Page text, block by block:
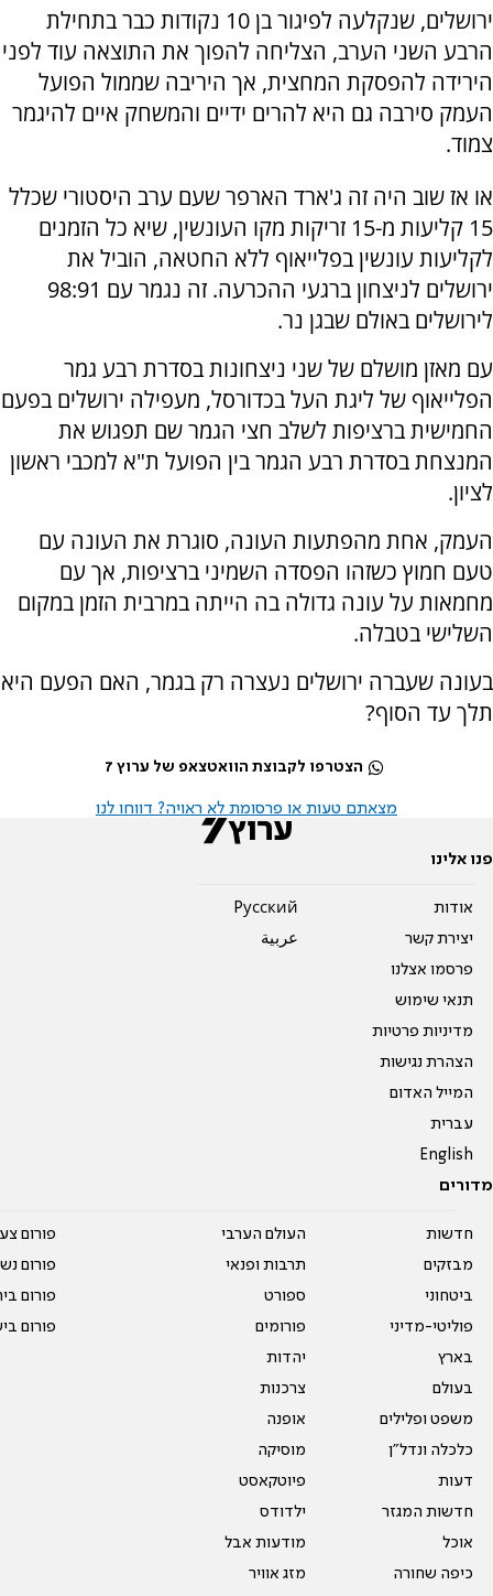
ירושלים, שנקלעה לפיגור בן 10 נקודות כבר בתחילת
הרבע השני הערב, הצליחה להפוך את התוצאה עוד לפני
הירידה להפסקת המחצית, אך היריבה שממול הפועל
העמק סירבה גם היא להרים ידיים והמשחק איים להיגמר
צמוד.
או אז שוב היה זה ג'ארד הארפר שעם ערב היסטורי שכלל
15 קליעות מ-15 זריקות מקו העונשין, שיא כל הזמנים
לקליעות עונשין בפלייאוף ללא החטאה, הוביל את
ירושלים לניצחון ברגעי ההכרעה. זה נגמר עם 98:91
לירושלים באולם שבגן נר.
עם מאזן מושלם של שני ניצחונות בסדרת רבע גמר
הפלייאוף של ליגת העל בכדורסל, מעפילה ירושלים בפעם
החמישית ברציפות לשלב חצי הגמר שם תפגוש את
המנצחת בסדרת רבע הגמר בין הפועל ת"א למכבי ראשון
לציון.
העמק, אחת מהפתעות העונה, סוגרת את העונה עם
טעם חמוץ כשזהו הפסדה השמיני ברציפות, אך עם
מחמאות על עונה גדולה בה הייתה במרבית הזמן במקום
השלישי בטבלה.
בעונה שעברה ירושלים נעצרה רק בגמר, האם הפעם היא
תלך עד הסוף?
הצטרפו לקבוצת הוואטצאפ של ערוץ 7
מצאתם טעות או פרסומת לא ראויה? דווחו לנו
פנו אלינו
אודות
יצירת קשר
פרסמו אצלנו
תנאי שימוש
מדיניות פרטיות
הצהרת נגישות
המייל האדום
עברית
English
Pусский
عربية
מדורים
חדשות
מבזקים
ביטחוני
פוליטי-מדיני
בארץ
בעולם
משפט ופלילים
כלכלה ונדל"ן
דעות
חדשות המגזר
אוכל
כיפה שחורה
העולם הערבי
תרבות ופנאי
ספורט
פורומים
יהדות
צרכנות
אופנה
מוסיקה
פיוטקאסט
ילדודס
מודעות אבל
מזג אוויר
פורום
פורום
פורום
פורום